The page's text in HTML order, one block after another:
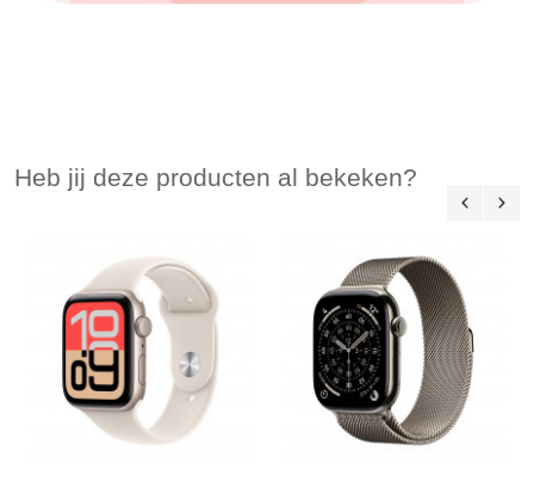
Heb jij deze producten al bekeken?